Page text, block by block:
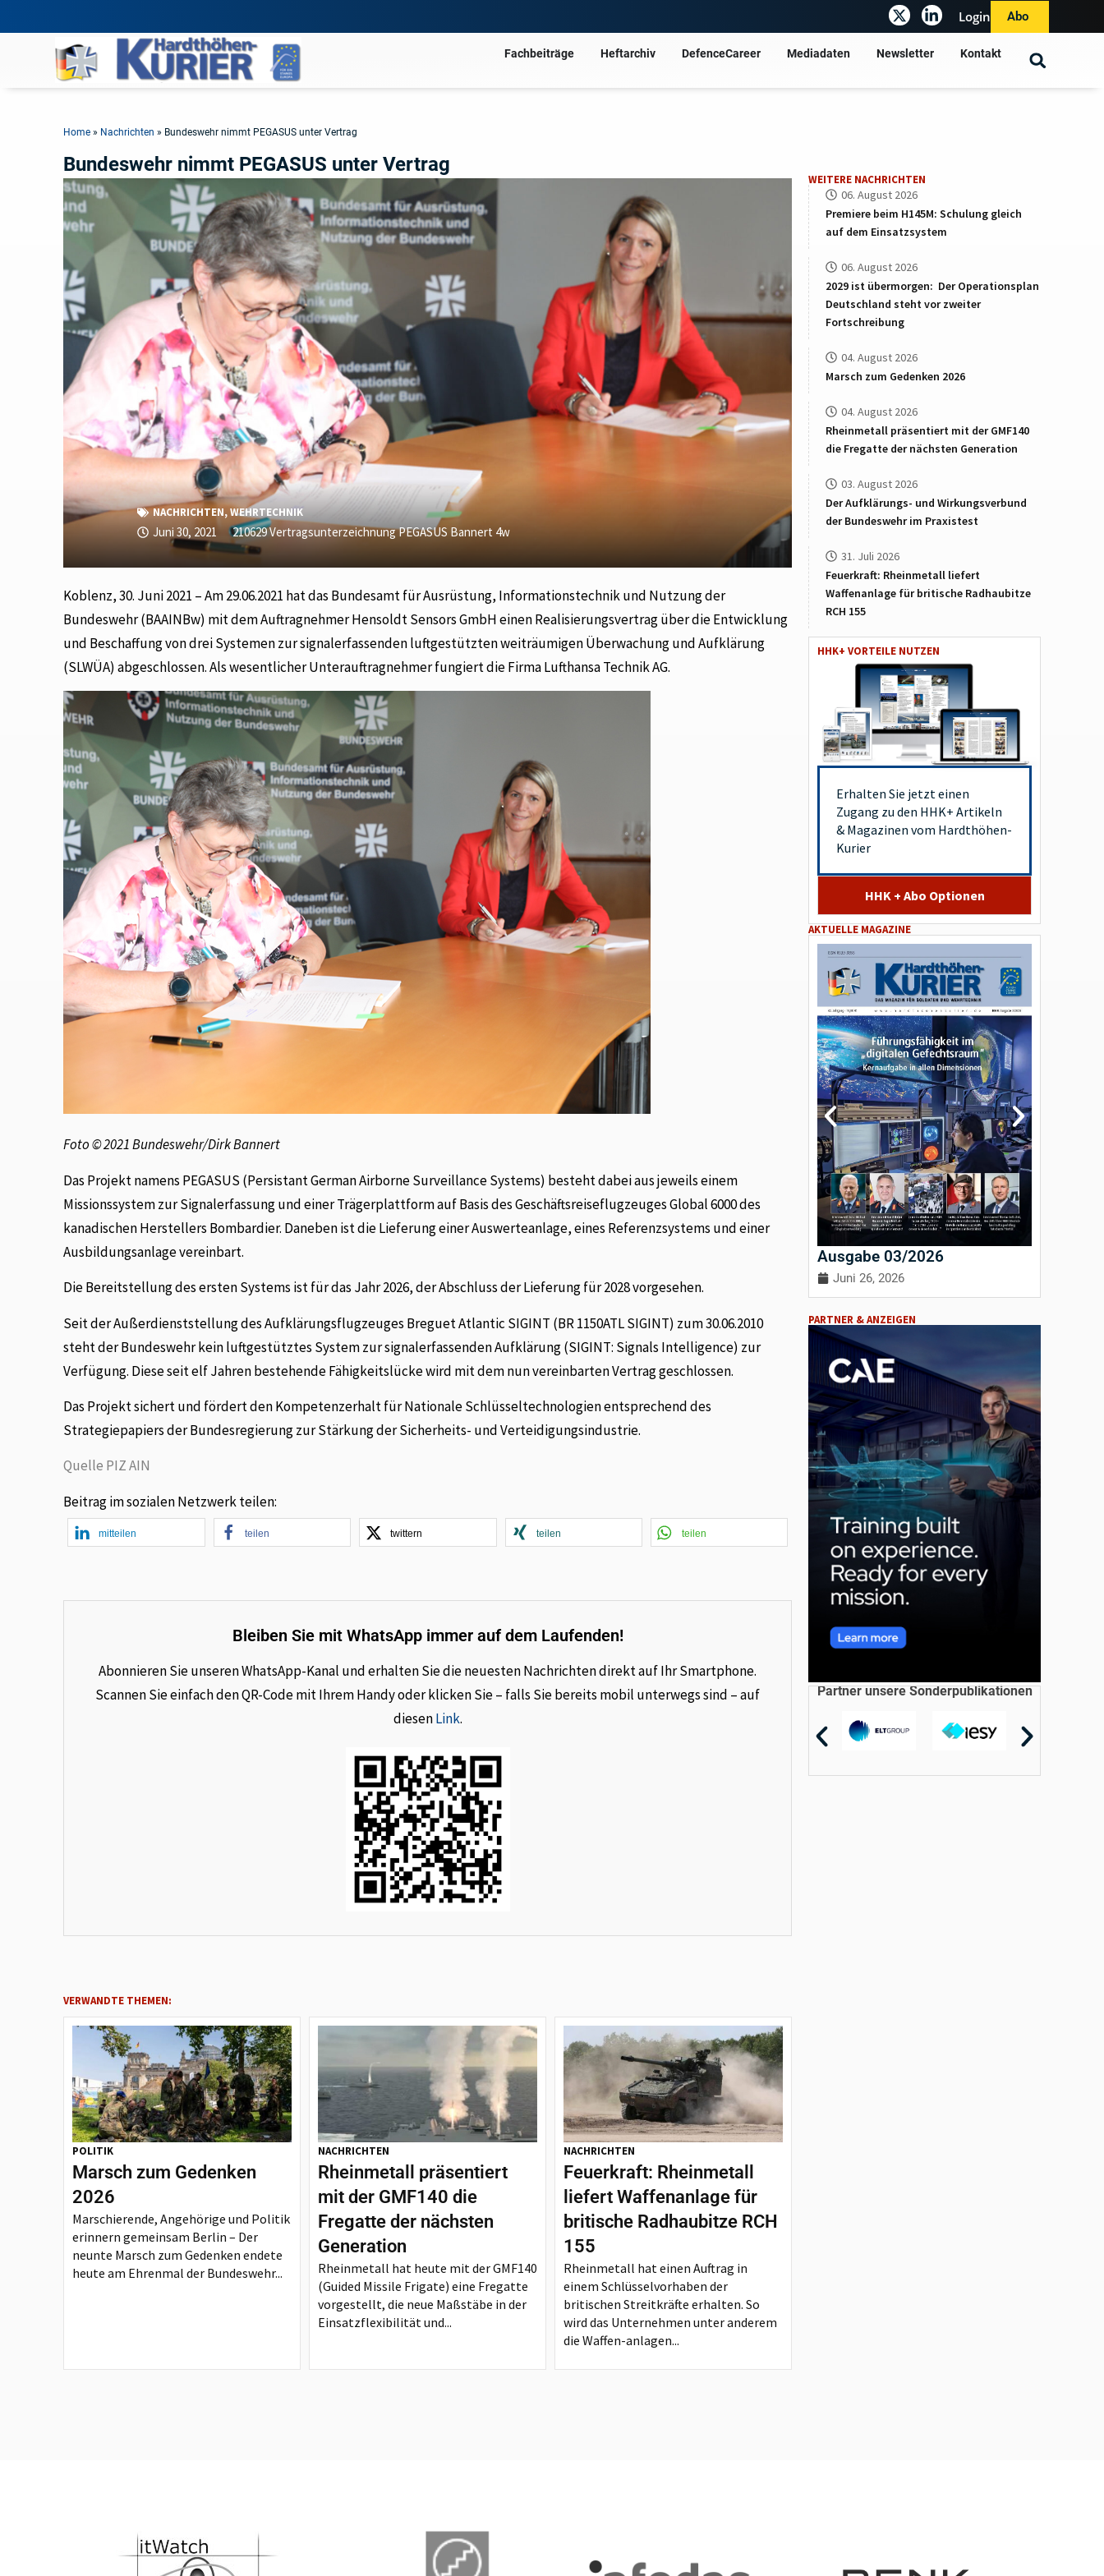
Login Abo
Fachbeiträge Heftarchiv DefenceCareer Mediadaten Newsletter Kontakt
Home » Nachrichten » Bundeswehr nimmt PEGASUS unter Vertrag
Bundeswehr nimmt PEGASUS unter Vertrag
NACHRICHTEN,WEHRTECHNIK
Juni 30, 2021 210629 Vertragsunterzeichnung PEGASUS Bannert 4w
Koblenz, 30. Juni 2021 – Am 29.06.2021 hat das Bundesamt für Ausrüstung, Informationstechnik und Nutzung der
Bundeswehr (BAAINBw) mit dem Auftragnehmer Hensoldt Sensors GmbH einen Realisierungsvertrag über die Entwicklung
und Beschaffung von drei Systemen zur signalerfassenden luftgestützten weiträumigen Überwachung und Aufklärung
(SLWÜA) abgeschlossen. Als wesentlicher Unterauftragnehmer fungiert die Firma Lufthansa Technik AG.
Foto © 2021 Bundeswehr/Dirk Bannert
Das Projekt namens PEGASUS (Persistant German Airborne Surveillance Systems) besteht dabei aus jeweils einem
Missionssystem zur Signalerfassung und einer Trägerplattform auf Basis des Geschäftsreiseflugzeuges Global 6000 des
kanadischen Herstellers Bombardier. Daneben ist die Lieferung einer Auswerteanlage, eines Referenzsystems und einer
Ausbildungsanlage vereinbart.
Die Bereitstellung des ersten Systems ist für das Jahr 2026, der Abschluss der Lieferung für 2028 vorgesehen.
Seit der Außerdienststellung des Aufklärungsflugzeuges Breguet Atlantic SIGINT (BR 1150ATL SIGINT) zum 30.06.2010
steht der Bundeswehr kein luftgestütztes System zur signalerfassenden Aufklärung (SIGINT: Signals Intelligence) zur
Verfügung. Diese seit elf Jahren bestehende Fähigkeitslücke wird mit dem nun vereinbarten Vertrag geschlossen.
Das Projekt sichert und fördert den Kompetenzerhalt für Nationale Schlüsseltechnologien entsprechend des
Strategiepapiers der Bundesregierung zur Stärkung der Sicherheits- und Verteidigungsindustrie.
Quelle PIZ AIN
Beitrag im sozialen Netzwerk teilen:
mitteilen teilen twittern teilen teilen
Bleiben Sie mit WhatsApp immer auf dem Laufenden!
Abonnieren Sie unseren WhatsApp-Kanal und erhalten Sie die neuesten Nachrichten direkt auf Ihr Smartphone.
Scannen Sie einfach den QR-Code mit Ihrem Handy oder klicken Sie – falls Sie bereits mobil unterwegs sind – auf
diesenLink.
VERWANDTE THEMEN:
POLITIK
Marsch zum Gedenken
2026
Marschierende, Angehörige und Politik
erinnern gemeinsam Berlin – Der
neunte Marsch zum Gedenken endete
heute am Ehrenmal der Bundeswehr...
NACHRICHTEN
Rheinmetall präsentiert
mit der GMF140 die
Fregatte der nächsten
Generation
Rheinmetall hat heute mit der GMF140
(Guided Missile Frigate) eine Fregatte
vorgestellt, die neue Maßstäbe in der
Einsatzflexibilität und...
NACHRICHTEN
Feuerkraft: Rheinmetall
liefert Waffenanlage für
britische Radhaubitze RCH
155
Rheinmetall hat einen Auftrag in
einem Schlüsselvorhaben der
britischen Streitkräfte erhalten. So
wird das Unternehmen unter anderem
die Waffen-anlagen...
WEITERE NACHRICHTEN
06. August 2026
Premiere beim H145M: Schulung gleich
auf dem Einsatzsystem
06. August 2026
2029 ist übermorgen: Der Operationsplan
Deutschland steht vor zweiter
Fortschreibung
04. August 2026
Marsch zum Gedenken 2026
04. August 2026
Rheinmetall präsentiert mit der GMF140
die Fregatte der nächsten Generation
03. August 2026
Der Aufklärungs- und Wirkungsverbund
der Bundeswehr im Praxistest
31. Juli 2026
Feuerkraft: Rheinmetall liefert
Waffenanlage für britische Radhaubitze
RCH 155
HHK+ VORTEILE NUTZEN
Erhalten Sie jetzt einen
Zugang zu den HHK+ Artikeln
& Magazinen vom Hardthöhen-
Kurier
HHK + Abo Optionen
AKTUELLE MAGAZINE
Ausgabe 03/2026
Juni 26, 2026
PARTNER & ANZEIGEN
Partner unsere Sonderpublikationen